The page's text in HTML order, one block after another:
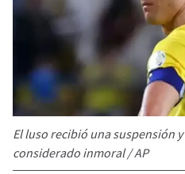
El luso recibió una suspensión
considerado inmoral / AP